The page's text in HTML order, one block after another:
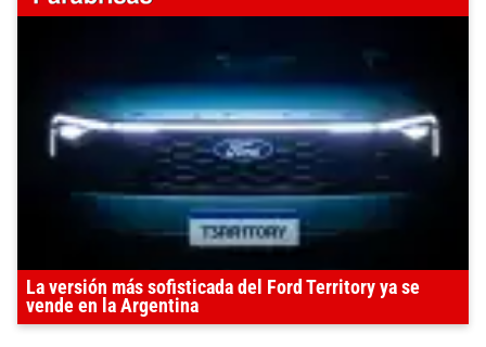
La versión más sofisticada del Ford Territory ya se
vende en la Argentina